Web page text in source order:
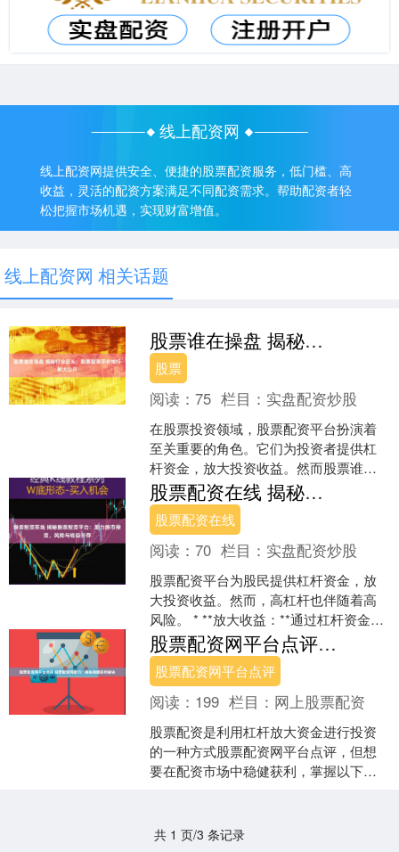
线上配资网
线上配资网提供安全、便捷的股票配资服务，低门槛、高
收益，灵活的配资方案满足不同配资需求。帮助配资者轻
松把握市场机遇，实现财富增值。
线上配资网 相关话题
股票谁在操盘 揭秘行业巨头：股票配资平台排行榜大公开
股票
阅读：75 栏目： 实盘配资炒股
在股票投资领域，股票配资平台扮演着
至关重要的角色。它们为投资者提供杠
杆资金，放大投资收益。然而股票谁在
操盘，选择可靠的配资平台至关重要，
以避免潜在风险。 约选配....
股票配资在线 揭秘股票配资平台：助力股市投资，风险与收益并存
股票配资在线
阅读：70 栏目： 实盘配资炒股
股票配资平台为股民提供杠杆资金，放
大投资收益。然而，高杠杆也伴随着高
风险。 * **放大收益：**通过杠杆资金，
投资者可以放大投资收益，从而获得更
高的回报。 *....
股票配资网平台点评 股票配资网技巧：揭秘稳健获利秘诀
股票配资网平台点评
阅读： 199 栏目： 网上股票配资
股票配资是利用杠杆放大资金进行投资
的一种方式股票配资网平台点评，但想
要在配资市场中稳健获利，掌握以下技
共 1 页/3 条记录